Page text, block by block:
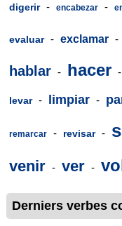
digerir - encabezar -
evaluar - exclamar -
hablar - hacer -
levar - limpiar -
remarcar - revisar -
venir - ver -
Derniers verbes